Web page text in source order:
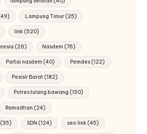
Lampung Timur(25)
link(520)
(26) Nasdem (76)
Partai nasdem (40) Pemdes(122)
Pesisir Barat(182)
Polres tulang bawang (130)
Ramadhan (24)
(35) SDN (124) seo link(45)